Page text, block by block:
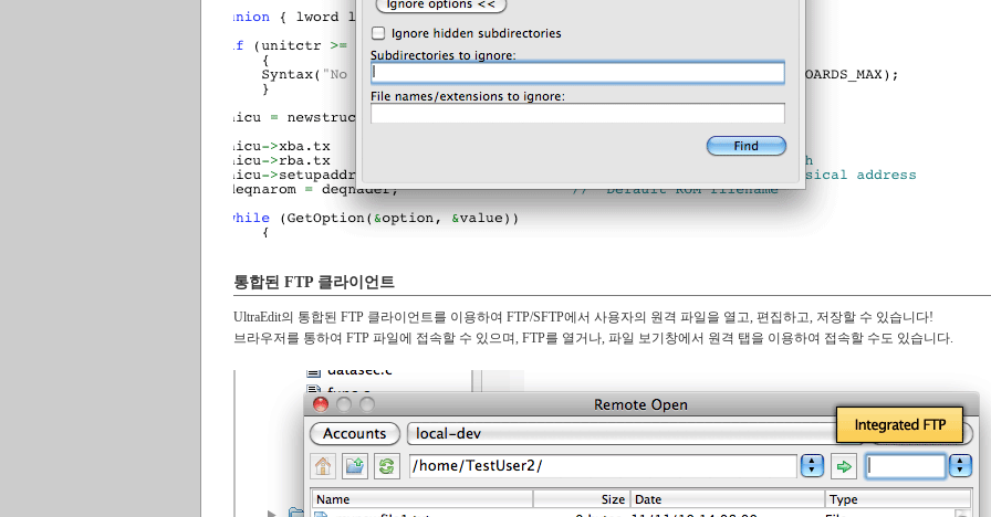
통합된 FTP 클라이언트
UltraEdit의 통합된 FTP 클라이언트를 이용하여 FTP/SFTP에서 사용자의 원격 파일을 열고, 편집하고, 저장할 수 있습니다!
브라우저를 통하여 FTP 파일에 접속할 수 있으며, FTP를 열거나, 파일 보기창에서 원격 탭을 이용하여 접속할 수도 있습니다.